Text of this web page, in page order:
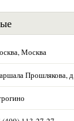
Москва
Прошлякова,